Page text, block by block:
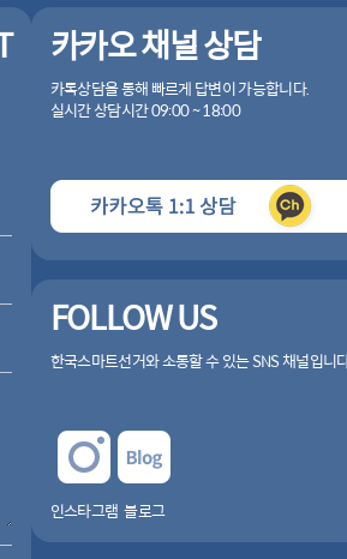
카카오 채널 상담
카톡상담을 통해 빠르게 답변이 가능합니다.
실시간 상담시간 09:00 ~ 18:00
FOLLOW US
한국스마트선거와 소통할 수 있는 SNS 채널입니
인스타그램 블로그